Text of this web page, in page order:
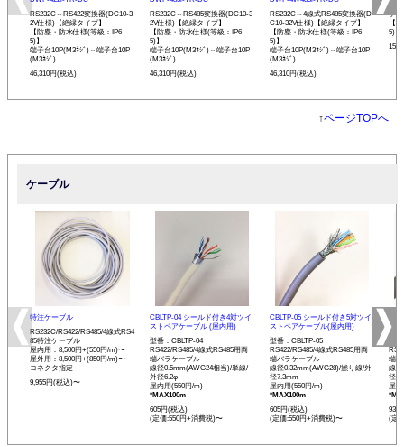
RS232C⇔RS422変換器(DC10-3
2V仕様)【絶縁タイプ】
【防塵・防水仕様(等級：IP6
5)】
端子台10P(M3ﾈｼﾞ)⇔端子台10P
(M3ﾈｼﾞ)
46,310円(税込)
RS232C⇔RS485変換器(DC10-3
2V仕様)【絶縁タイプ】
【防塵・防水仕様(等級：IP6
5)】
端子台10P(M3ﾈｼﾞ)⇔端子台10P
(M3ﾈｼﾞ)
46,310円(税込)
RS232C⇔4線式RS485変換器(D
C10-32V仕様)【絶縁タイプ】
【防塵・防水仕様(等級：IP6
5)】
端子台10P(M3ﾈｼﾞ)⇔端子台10P
(M3ﾈｼﾞ)
46,310円(税込)
ケ
【
5)】
↑ページTOPへ
ケーブル
特注ケーブル
RS232C/RS422/RS485/4線式RS4
85特注ケーブル
屋内用：8,500円+(550円/m)〜
屋外用：8,500円+(850円/m)〜
コネクタ指定
9,955円(税込)〜
CBLTP-04 シールド付き4対ツイ
ストペアケーブル (屋内用)
型番：CBLTP-04
RS422/RS485/4線式RS485用両
端バラケーブル
線径0.5mm(AWG24相当)/単線/
外径6.2φ
屋内用(550円/m)
*MAX100m
605円(税込)
(定価:550円+消費税)〜
CBLTP-05 シールド付き5対ツイ
ストペアケーブル(屋内用)
型番：CBLTP-05
RS422/RS485/4線式RS485用両
端バラケーブル
線径0.32mm(AWG28)/撚り線/外
径7.3mm
屋内用(550円/m)
*MAX100m
605円(税込)
(定価:550円+消費税)〜
イ
端
線
径
屋
935
(定